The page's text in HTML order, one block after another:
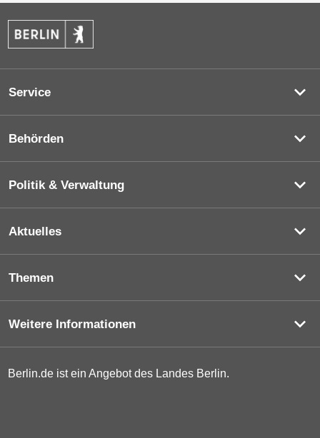
Service
Behörden
Politik & Verwaltung
Aktuelles
Themen
Weitere Informationen
Berlin.de ist ein Angebot des Landes Berlin.